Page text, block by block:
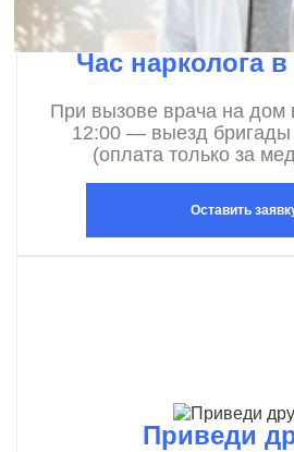
Час нарколога
При вызове врача на дом
12:00 — выезд
(оплата только за
Оставить
Приведи